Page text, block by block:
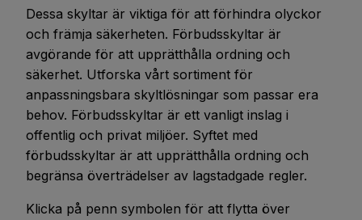
Dessa skyltar är viktiga för att förhindra olyckor
och främja säkerheten. Förbudsskyltar är
avgörande för att upprätthålla ordning och
säkerhet. Utforska vårt sortiment för
anpassningsbara skyltlösningar som passar era
behov. Förbudsskyltar är ett vanligt inslag i
offentlig och privat miljöer. Syftet med
förbudsskyltar är att upprätthålla ordning och
begränsa överträdelser av lagstadgade regler.
Klicka på penn symbolen för att flytta över